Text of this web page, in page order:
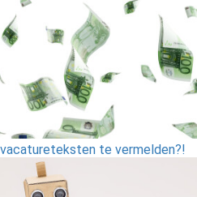
te vermelden?!